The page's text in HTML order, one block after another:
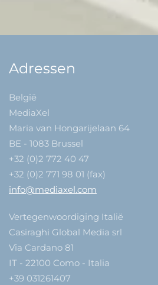
Adressen
België
MediaXel
Maria van Hongarijelaan 64
BE - 1083 Brussel
+32 (0)2 772 40 47
+32 (0)2 771 98 01 (fax)
info@mediaxel.com
Vertegenwoordiging Italië
Casiraghi Global Media srl
Via Cardano 81
IT - 22100 Como - Italia
+39 031261407